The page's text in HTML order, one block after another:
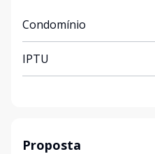
Condomínio
IPTU
Proposta